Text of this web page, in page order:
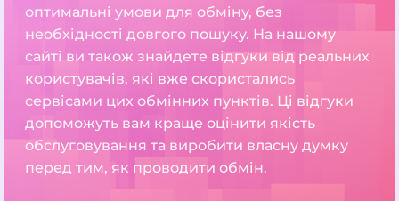
оптимальні умови для обміну, без
необхідності довгого пошуку. На нашому
сайті ви також знайдете відгуки від реальних
користувачів, які вже скористались
сервісами цих обмінних пунктів. Ці відгуки
допоможуть вам краще оцінити якість
обслуговування та виробити власну думку
перед тим, як проводити обмін.